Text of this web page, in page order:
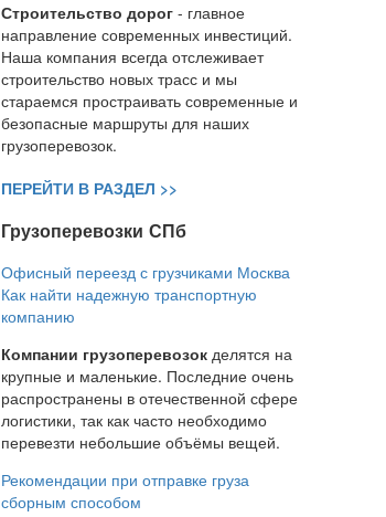
Строительство дорог- главное
направление современных инвестиций.
Наша компания всегда отслеживает
строительство новых трасс и мы
стараемся простраивать современные и
безопасные маршруты для наших
грузоперевозок.
ПЕРЕЙТИ В РАЗДЕЛ >>
Грузоперевозки СПб
Офисный переезд с грузчиками Москва
Как найти надежную транспортную
компанию
Компании грузоперевозокделятся на
крупные и маленькие. Последние очень
распространены в отечественной сфере
логистики, так как часто необходимо
перевезти небольшие объёмы вещей.
Рекомендации при отправке груза
сборным способом